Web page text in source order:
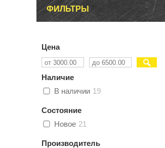
ФИЛЬТРЫ
Цена
Наличие
В наличии 19
Состояние
Новое 21
Производитель